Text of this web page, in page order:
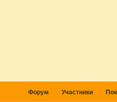
Форум Участники